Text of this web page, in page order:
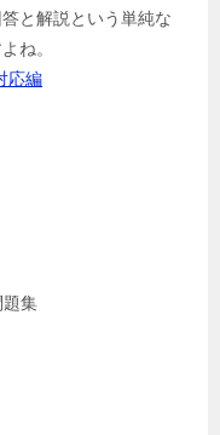
と解説という単純な
ね。
応編
題集